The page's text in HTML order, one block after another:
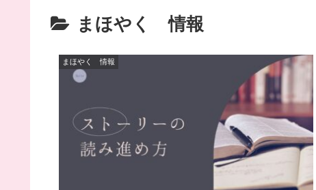
まほやく 情報
まほやく 情報